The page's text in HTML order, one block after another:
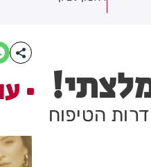
הטיפוח